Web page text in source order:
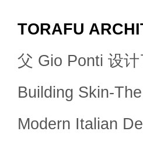
TORAFU
父 Gio Ponti 设
Building Skin-
Modern Italian